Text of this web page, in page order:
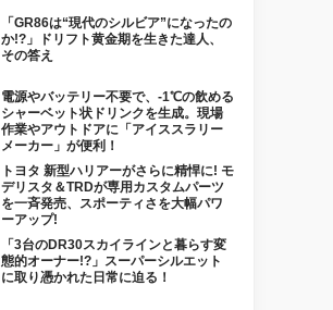
「GR86は“現代のシルビア”になったの
か!?」ドリフト黄金期を生きた達人、
その答え
電源やバッテリー不要で、-1℃の飲める
シャーベット状ドリンクを生成。現場
作業やアウトドアに「アイススラリー
メーカー」が便利！
トヨタ 新型ハリアーがさらに精悍に! モ
デリスタ＆TRDが専用カスタムパーツ
を一斉発売、スポーティさを大幅パワ
ーアップ!
「3台のDR30スカイラインと暮らす変
態的オーナー!?」スーパーシルエット
に取り憑かれた日常に迫る！